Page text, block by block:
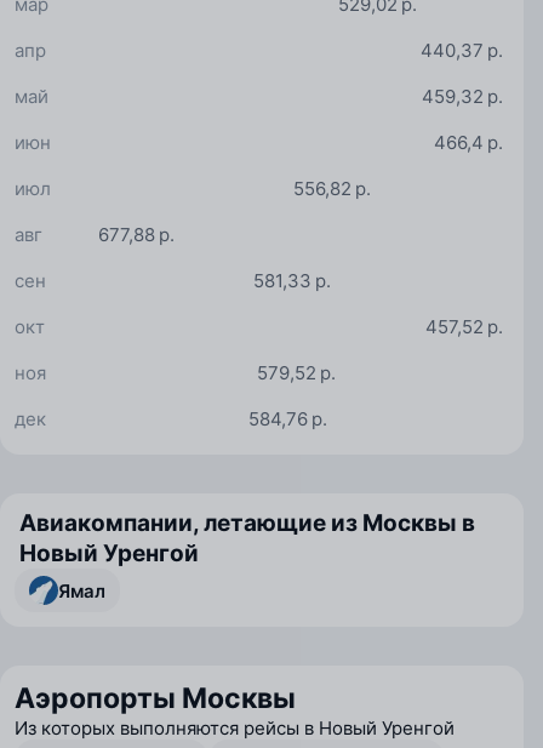
440,37 р.
апр
459,32 р.
май
466,4 р.
июн
556,82 р.
июл
677,88 р.
авг
581,33 р.
сен
457,52 р.
окт
579,52 р.
ноя
584,76 р.
дек
Авиакомпании, летающие из Москвы в
Новый Уренгой
Ямал
Аэропорты Москвы
Из которых выполняются рейсы в Новый Уренгой